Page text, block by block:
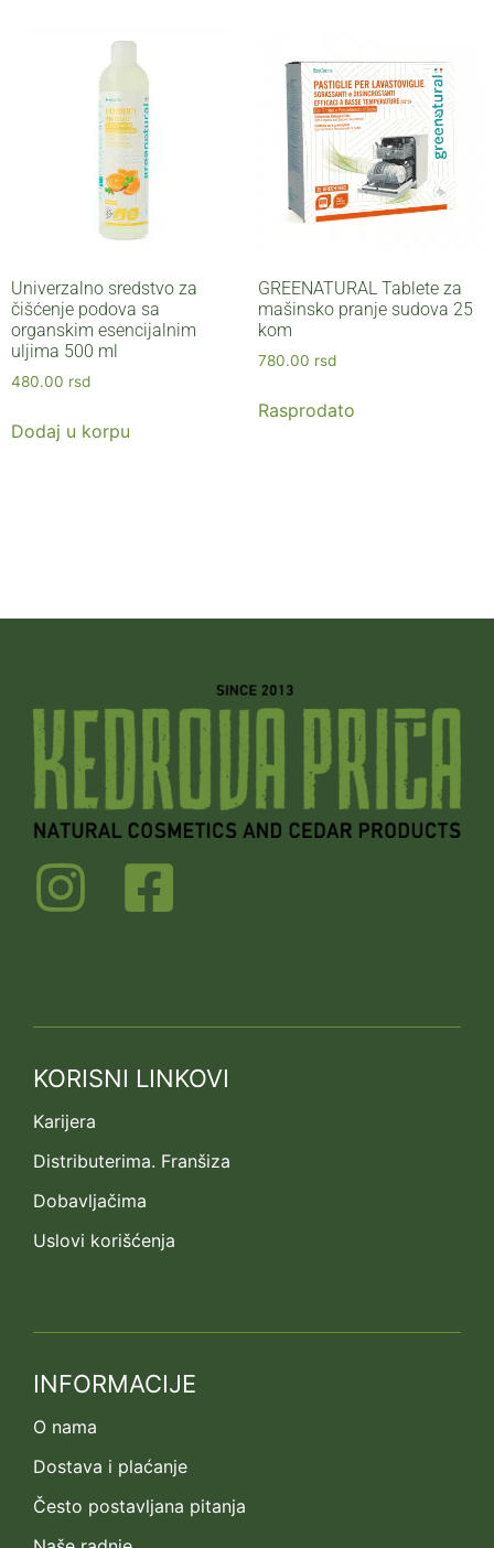
Univerzalno sredstvo za
čišćenje podova sa
organskim esencijalnim
uljima 500 ml
480.00 rsd
Dodaj u korpu
GREENATURAL Tablete za
mašinsko pranje sudova 25
kom
780.00 rsd
Rasprodato
KORISNI LINKOVI
Karijera
Distributerima. Franšiza
Dobavljačima
Uslovi korišćenja
INFORMACIJE
O nama
Dostava i plaćanje
Često postavljana pitanja